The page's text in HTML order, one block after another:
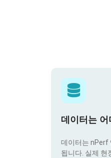
데이터는
데이터는 nPerf
됩니다. 실제 현